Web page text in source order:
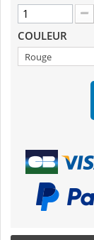
COULEUR